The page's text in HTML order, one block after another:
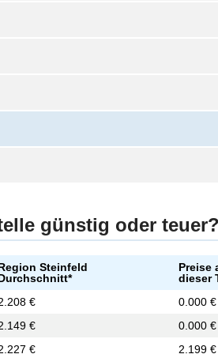
günstig oder
Steinfeld
Preise
dieser
€
0.000 €
€
0.000 €
€ 2.199 €